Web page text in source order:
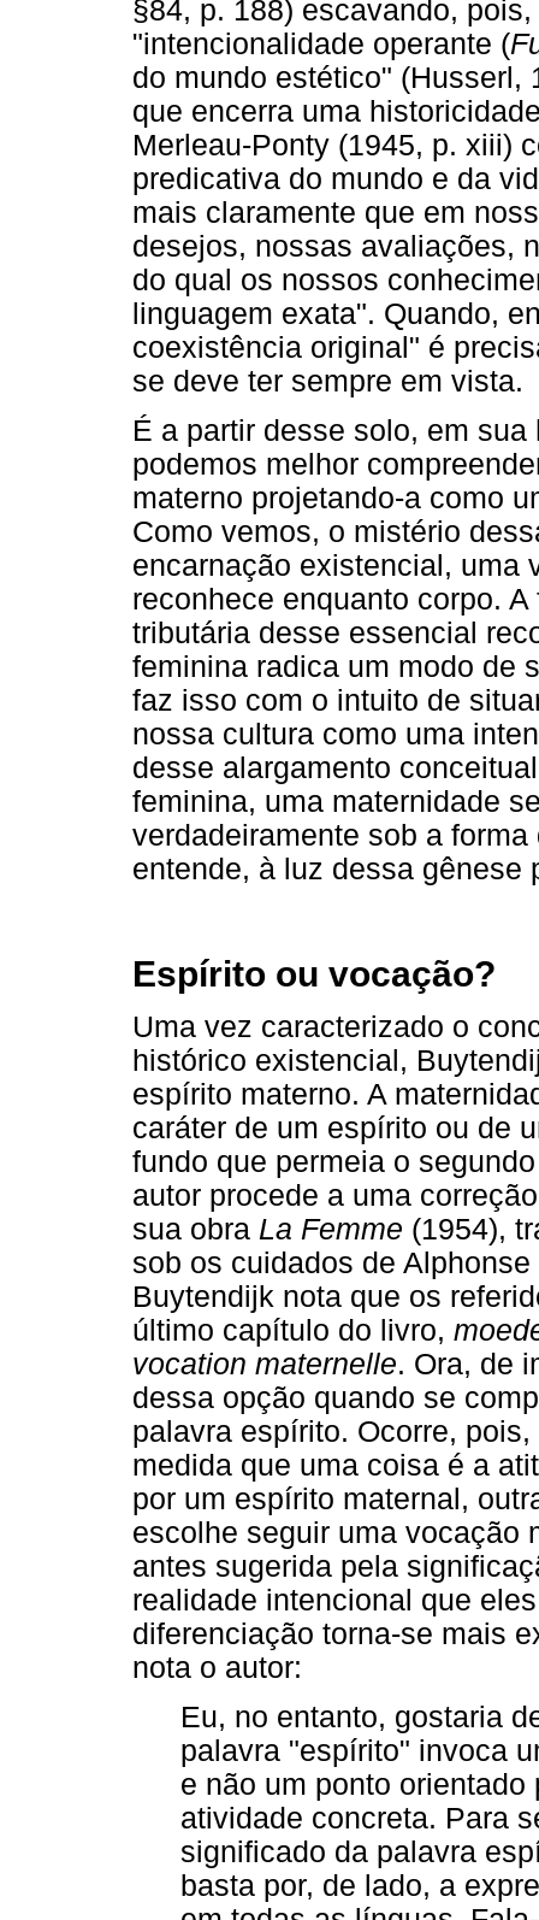
§84, p. 188) escavando,
"intencionalidade operante (
do mundo estético"
que encerra uma
Merleau-Ponty (1945, p. xiii)
predicativa do mundo e da
mais claramente que em
desejos, nossas avaliações,
do qual os nossos
linguagem exata". Quando,
coexistência original" é
se deve ter sempre em vista.
É a partir desse solo, em
podemos melhor
materno projetando-a como
Como vemos, o mistério
encarnação existencial, uma
reconhece enquanto corpo.
tributária desse essencial
feminina radica um modo de
faz isso com o intuito de
nossa cultura como uma
desse alargamento
feminina, uma maternidade
verdadeiramente sob a
entende, à luz dessa gênese
Espírito ou vocação?
Uma vez caracterizado o
histórico existencial,
espírito materno. A
caráter de um espírito ou de
fundo que permeia o
autor procede a uma
sua obra La Femme (1954),
sob os cuidados de
Buytendijk nota que os
último capítulo do livro,
vocation maternelle. Ora, de
dessa opção quando se
palavra espírito. Ocorre,
medida que uma coisa é a
por um espírito maternal,
escolhe seguir uma vocação
antes sugerida pela
realidade intencional que
diferenciação torna-se mais
nota o autor:
Eu, no entanto, gostaria
palavra "espírito" invoca
e não um ponto
atividade concreta. Para
significado da palavra
basta por, de lado, a